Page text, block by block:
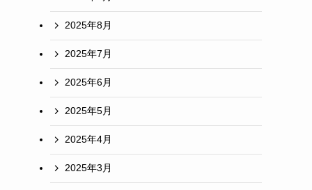
2025年8月
2025年7月
2025年6月
2025年5月
2025年4月
2025年3月